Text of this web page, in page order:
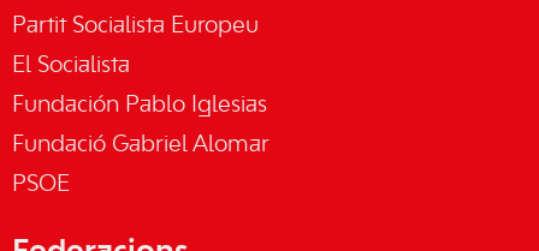
Partit Socialista Europeu
El Socialista
Fundación Pablo Iglesias
Fundació Gabriel Alomar
PSOE